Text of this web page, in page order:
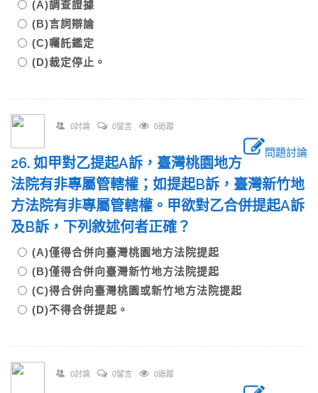
(A)調查證據
(B)言詞辯論
(C)囑託鑑定
(D)裁定停止。
0討論 0留言 0追蹤
問題討論
26. 如甲對乙提起A訴，臺灣桃園地方
法院有非專屬管轄權；如提起B訴，臺灣新竹地
方法院有非專屬管轄權。甲欲對乙合併提起A訴
及B訴，下列敘述何者正確？
(A)僅得合併向臺灣桃園地方法院提起
(B)僅得合併向臺灣新竹地方法院提起
(C)得合併向臺灣桃園或新竹地方法院提起
(D)不得合併提起。
0討論 0留言 0追蹤